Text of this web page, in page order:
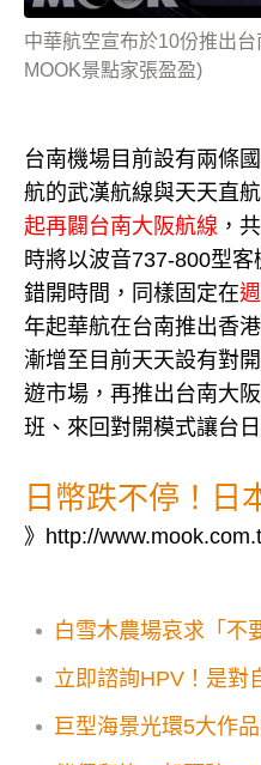
中華航空宣布於10份推出
MOOK景點家張盈盈)
台南機場目前設有兩條
航的武漢航線與天天直
起再闢台南大阪航線 ，
時將以波音737-800型
錯開時間，同樣固定在
年起華航在台南推出香
漸增至目前天天設有對
遊市場，再推出台南大
班、來回對開模式讓台
日幣跌不停！日
》 http://
白雪木農場哀求「不
立即諮詢HPV！是對
巨型海景光環5大作